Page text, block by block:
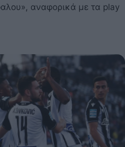
αναφορικά με τα play